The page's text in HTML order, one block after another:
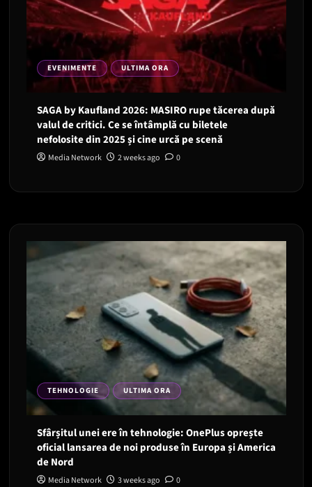
EVENIMENTE ULTIMA ORA
SAGA by Kaufland 2026: MASIRO rupe tăcerea după
valul de critici. Ce se întâmplă cu biletele
nefolosite din 2025 și cine urcă pe scenă
Media Network 2 weeks ago 0
TEHNOLOGIE ULTIMA ORA
Sfârșitul unei ere în tehnologie: OnePlus oprește
oficial lansarea de noi produse în Europa și America
de Nord
Media Network 3 weeks ago 0